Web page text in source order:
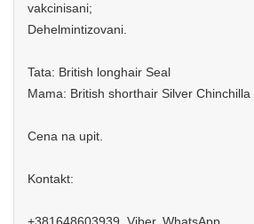
vakcinisani;
Dehelmintizovani.
Tata: British longhair Seal
Mama: British shorthair Silver Chinchilla
Cena na upit.
Kontakt: